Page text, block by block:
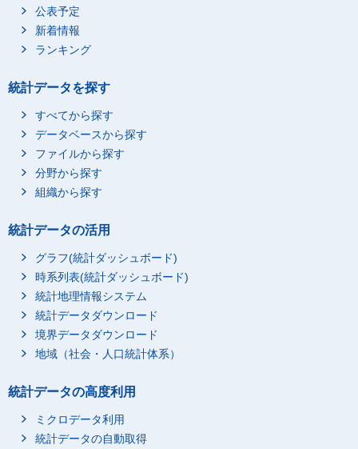
公表予定
新着情報
ランキング
統計データを探す
すべてから探す
データベースから探す
ファイルから探す
分野から探す
組織から探す
統計データの活用
グラフ(統計ダッシュボード)
時系列表(統計ダッシュボード)
統計地理情報システム
統計データダウンロード
境界データダウンロード
地域（社会・人口統計体系）
統計データの高度利用
ミクロデータ利用
統計データの自動取得